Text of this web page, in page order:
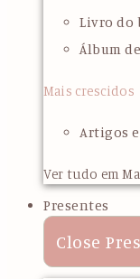
Livro do
Álbum
Mais crescidos
Artigos
Ver tudo em
Presentes
Close